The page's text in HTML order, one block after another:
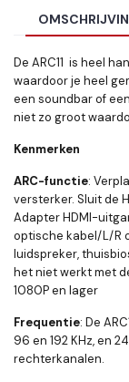
De ARC11 is heel
waardoor je heel
een soundbar of
niet zo groot
Kenmerken
ARC-functie:
versterker. Sluit de
Adapter HDMI-
optische kabel/L/R
luidspreker,
het niet werkt met
1080P en lager
Frequentie: De
96 en 192 KHz, en
rechterkanalen.